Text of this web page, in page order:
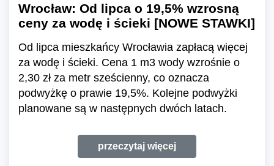
Wrocław: Od lipca o 19,5% wzrosną
ceny za wodę i ścieki [NOWE STAWKI]
Od lipca mieszkańcy Wrocławia zapłacą więcej
za wodę i ścieki. Cena 1 m3 wody wzrośnie o
2,30 zł za metr sześcienny, co oznacza
podwyżkę o prawie 19,5%. Kolejne podwyżki
planowane są w następnych dwóch latach.
przeczytaj więcej